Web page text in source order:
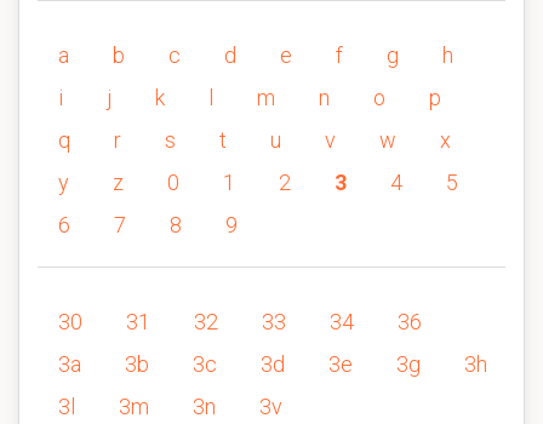
a b c d e f g
h
i
j k m n o
p
q
r s t u v w
x
y
z 0 1 2 3 4
5
6
7 8 9
30 31 32 33 34
36
3a
3b 3c 3d 3e 3g
3h
3l
3m 3n 3v